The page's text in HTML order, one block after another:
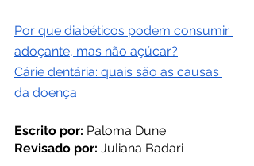
Por que diabéticos podem consumir
adoçante, mas não açúcar?
Cárie dentária: quais são as causas
da doença
Escrito por: Paloma Dune
Revisado por: Juliana Badari